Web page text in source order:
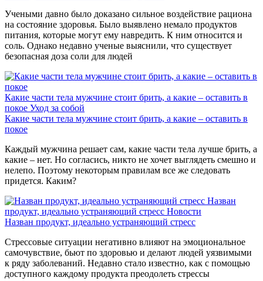
Учеными давно было доказано сильное воздействие рациона
на состояние здоровья. Было выявлено немало продуктов
питания, которые могут ему навредить. К ним относится и
соль. Однако недавно ученые выяснили, что существует
безопасная доза соли для людей
Какие части тела мужчине стоит брить, а какие – оставить в
покое Уход за собой
Какие части тела мужчине стоит брить, а какие – оставить в
покое
Каждый мужчина решает сам, какие части тела лучше брить, а
какие – нет. Но согласись, никто не хочет выглядеть смешно и
нелепо. Поэтому некоторым правилам все же следовать
придется. Каким?
Назван
продукт, идеально устраняющий стресс Новости
Назван продукт, идеально устраняющий стресс
Стрессовые ситуации негативно влияют на эмоциональное
самочувствие, бьют по здоровью и делают людей уязвимыми
к ряду заболеваний. Недавно стало известно, как с помощью
доступного каждому продукта преодолеть стрессы